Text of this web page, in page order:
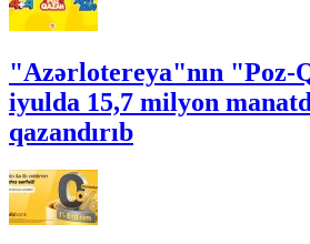
"Azərlotereya"nın "Poz-
iyulda 15,7 milyon
qazandırıb